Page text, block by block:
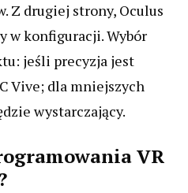
Z drugiej strony, Oculus
w konfiguracji. Wybór
jeśli precyzja jest
Vive; dla mniejszych
wystarczający.
VR